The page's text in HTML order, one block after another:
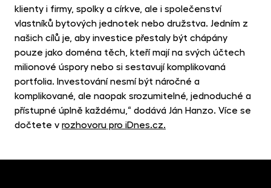
klienty i firmy, spolky a církve, ale i společenství
vlastníků bytových jednotek nebo družstva. Jedním z
našich cílů je, aby investice přestaly být chápány
pouze jako doména těch, kteří mají na svých účtech
milionové úspory nebo si sestavují komplikovaná
portfolia. Investování nesmí být náročné a
komplikované, ale naopak srozumitelné, jednoduché a
přístupné úplně každému,“ dodává Ján Hanzo. Více se
dočtete v rozhovoru pro iDnes.cz.